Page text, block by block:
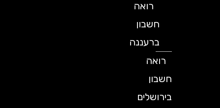
רואה
חשבון
ברעננה
רואה
חשבון
בירושלים